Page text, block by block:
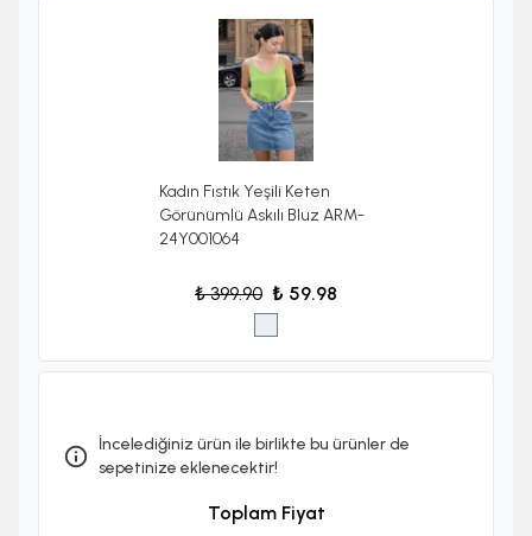
Kadın Fıstık Yeşili Keten
Görünümlü Askılı Bluz ARM-
24Y001064
₺ 399.90 ₺ 59.98
İncelediğiniz ürün ile birlikte bu ürünler de
sepetinize eklenecektir!
Toplam Fiyat